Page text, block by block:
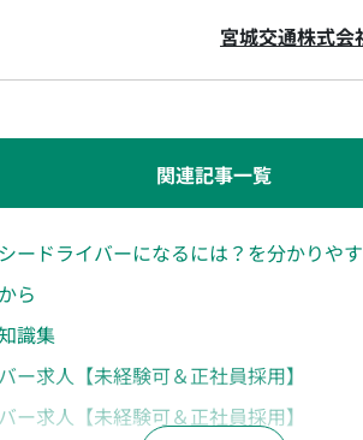
宮城交通株式会
関連記事一覧
ードライバーになるには？を分かりや
ら
識集
ー求人【未経験可＆正社員採用】
ー求人【未経験可＆正社員採用】